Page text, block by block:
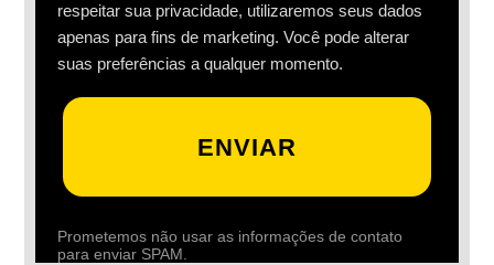
respeitar sua privacidade, utilizaremos seus dados
apenas para fins de marketing. Você pode alterar
suas preferências a qualquer momento.
ENVIAR
Prometemos não usar as informações de contato
para enviar SPAM.